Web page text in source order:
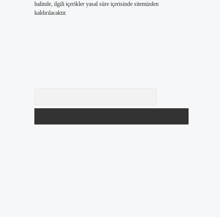
halinde, ilgili içerikler yasal süre içerisinde sitemizden
kaldırılacaktır.